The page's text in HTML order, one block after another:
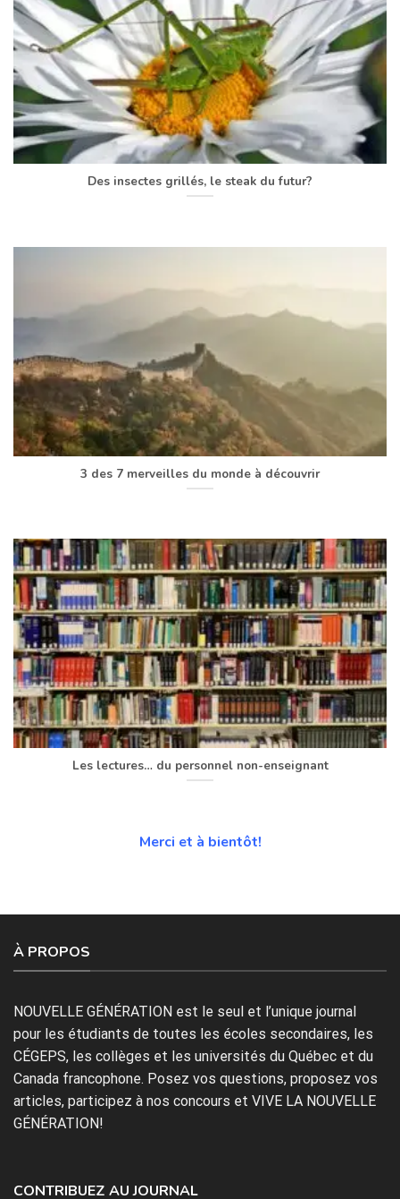
Des insectes grillés, le steak du futur?
3 des 7 merveilles du monde à découvrir
Les lectures… du personnel non-enseignant
Merci et à bientôt!
À PROPOS
NOUVELLE GÉNÉRATION est le seul et l’unique journal
pour les étudiants de toutes les écoles secondaires, les
CÉGEPS, les collèges et les universités du Québec et du
Canada francophone. Posez vos questions, proposez vos
articles, participez à nos concours et VIVE LA NOUVELLE
GÉNÉRATION!
CONTRIBUEZ AU JOURNAL